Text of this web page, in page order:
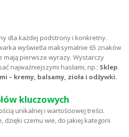
dla każdej podstrony i konkretny.
wyświetla maksymalnie 65 znaków
mają pierwsze wyrazy. Wystarczy
najważniejszymi hasłami, np.: Sklep
– kremy, balsamy, zioła i odżywki.
kluczowych
unikalnej i wartościowej treści.
dzięki czemu wie, do jakiej kategorii